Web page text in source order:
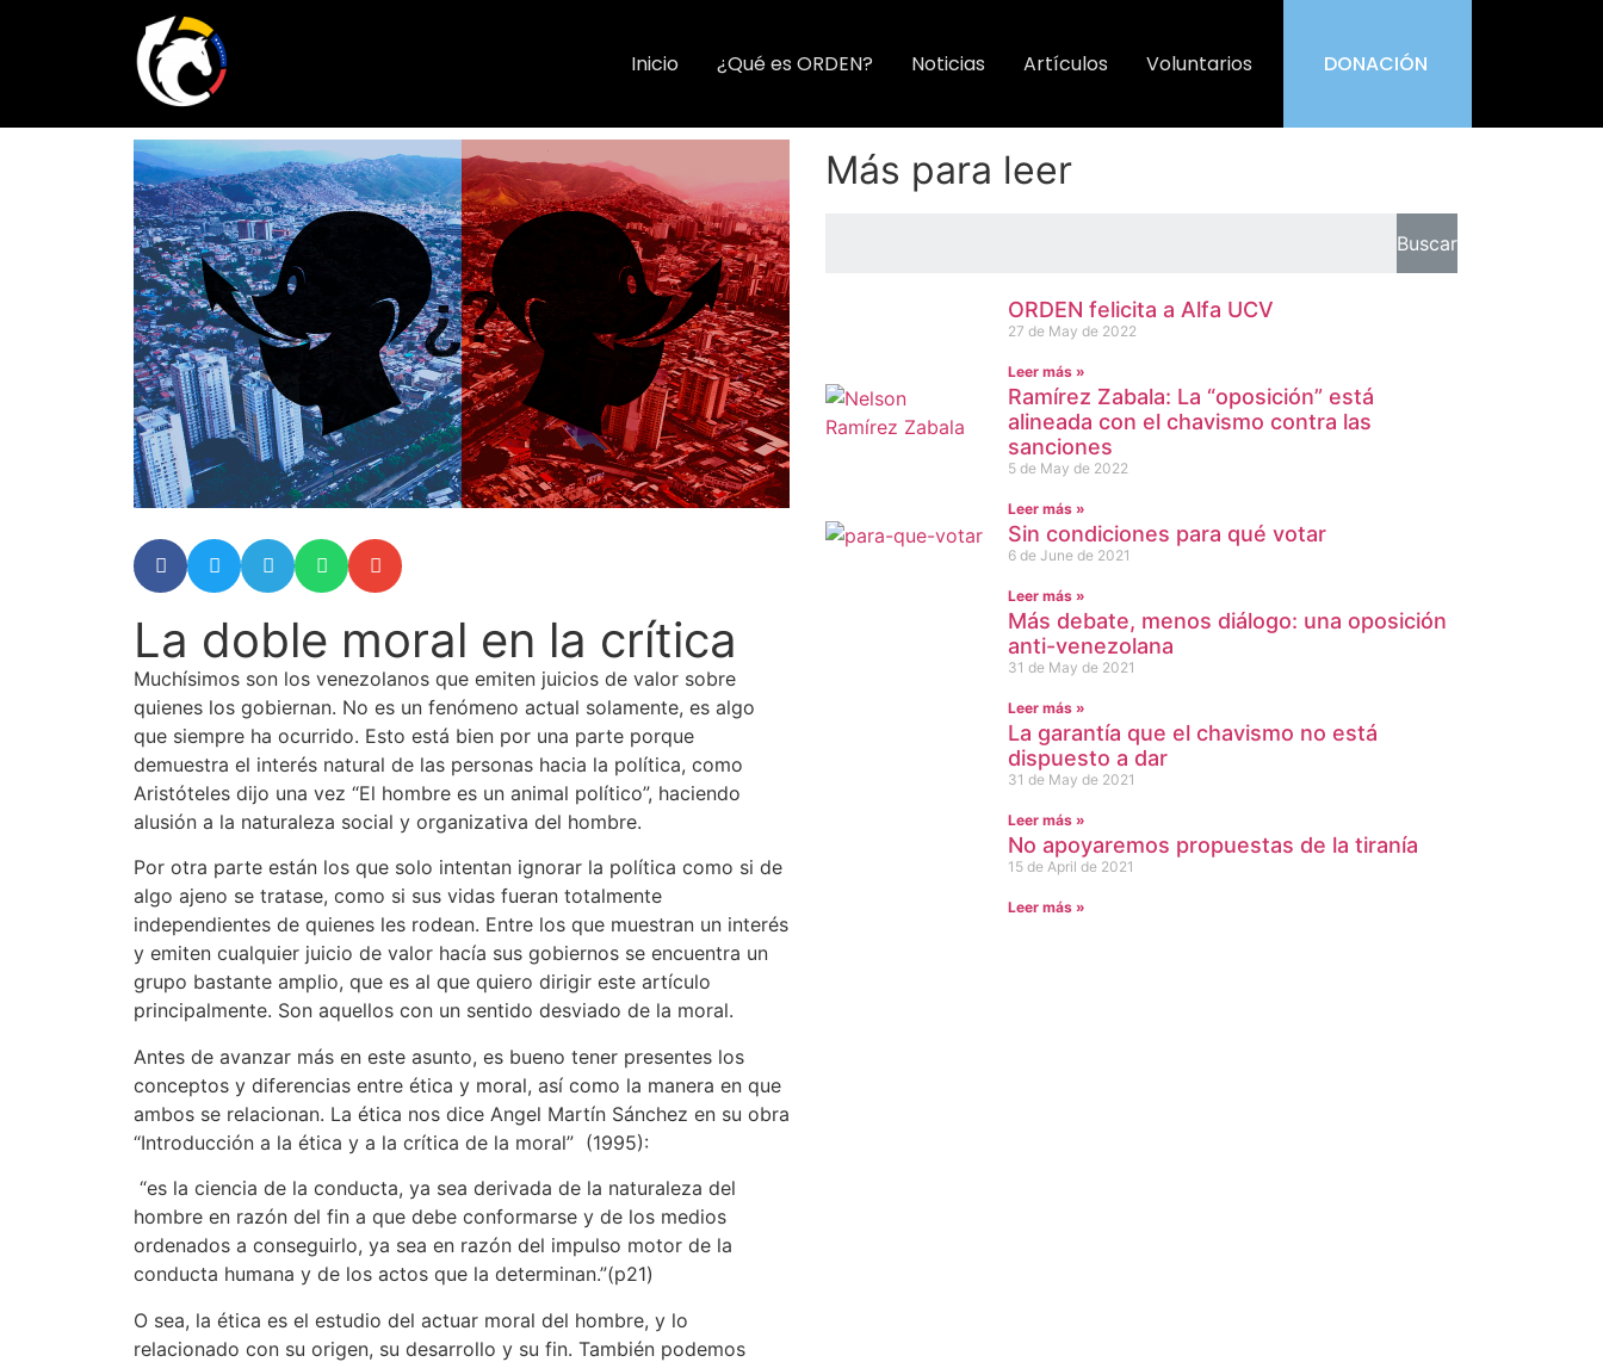
Inicio ¿Qué es ORDEN? Noticias Artículos Voluntarios DONACIÓN
La doble moral en la crítica
Muchísimos son los venezolanos que emiten juicios de valor sobre
quienes los gobiernan. No es un fenómeno actual solamente, es algo
que siempre ha ocurrido. Esto está bien por una parte porque
demuestra el interés natural de las personas hacia la política, como
Aristóteles dijo una vez “El hombre es un animal político”, haciendo
alusión a la naturaleza social y organizativa del hombre.
Por otra parte están los que solo intentan ignorar la política como si de
algo ajeno se tratase, como si sus vidas fueran totalmente
independientes de quienes les rodean. Entre los que muestran un interés
y emiten cualquier juicio de valor hacía sus gobiernos se encuentra un
grupo bastante amplio, que es al que quiero dirigir este artículo
principalmente. Son aquellos con un sentido desviado de la moral.
Antes de avanzar más en este asunto, es bueno tener presentes los
conceptos y diferencias entre ética y moral, así como la manera en que
ambos se relacionan. La ética nos dice Angel Martín Sánchez en su obra
“Introducción a la ética y a la crítica de la moral” (1995):
“es la ciencia de la conducta, ya sea derivada de la naturaleza del
hombre en razón del fin a que debe conformarse y de los medios
ordenados a conseguirlo, ya sea en razón del impulso motor de la
conducta humana y de los actos que la determinan.”(p21)
O sea, la ética es el estudio del actuar moral del hombre, y lo
relacionado con su origen, su desarrollo y su fin. También podemos
Más para leer
Buscar
ORDEN felicita a Alfa UCV
27 de May de 2022
Leer más »
Ramírez Zabala: La “oposición” está
alineada con el chavismo contra las
sanciones
5 de May de 2022
Leer más »
Sin condiciones para qué votar
6 de June de 2021
Leer más »
Más debate, menos diálogo: una oposición
anti-venezolana
31 de May de 2021
Leer más »
La garantía que el chavismo no está
dispuesto a dar
31 de May de 2021
Leer más »
No apoyaremos propuestas de la tiranía
15 de April de 2021
Leer más »